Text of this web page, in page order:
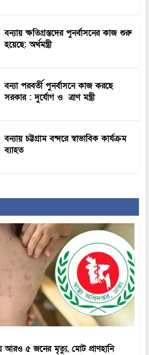
বন্যায় ক্ষতিগ্রস্তদের পুনর্বাসনের কাজ শুরু
হয়েছে: অর্থমন্ত্রী
বন্যা পরবর্তী পুনর্বাসনে কাজ করছে
সরকার : দুর্যোগ ও ত্রাণ মন্ত্রী
বন্যায় চট্টগ্রাম বন্দরে স্বাভাবিক কার্যক্রম
ব্যাহত
আরও ৫ জনের মৃত্যু, মোট প্রাণহানি